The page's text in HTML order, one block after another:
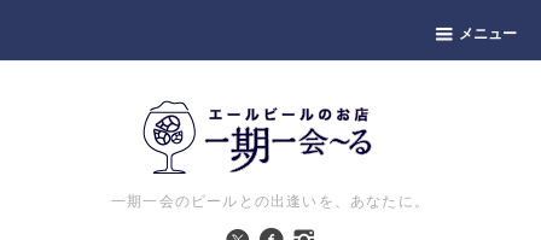
メニュー
一期一会のビールとの出逢いを、あなたに。